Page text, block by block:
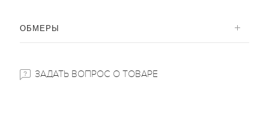
ОБМЕРЫ
ЗАДАТЬ ВОПРОС О ТОВАРЕ